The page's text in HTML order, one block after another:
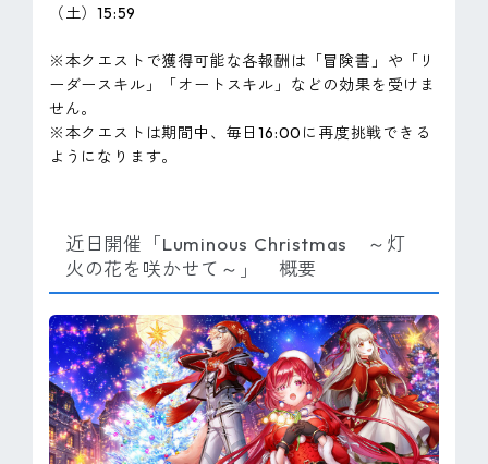
（土）15:59
※本クエストで獲得可能な各報酬は「冒険書」や「リ
ーダースキル」「オートスキル」などの効果を受けま
せん。
※本クエストは期間中、毎日16:00に再度挑戦できる
ようになります。
近日開催「Luminous Christmas ～灯
火の花を咲かせて～」 概要